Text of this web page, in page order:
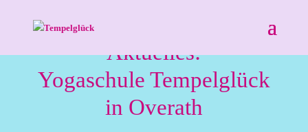
Aktuelles:
Yogaschule Tempelglück
in Overath